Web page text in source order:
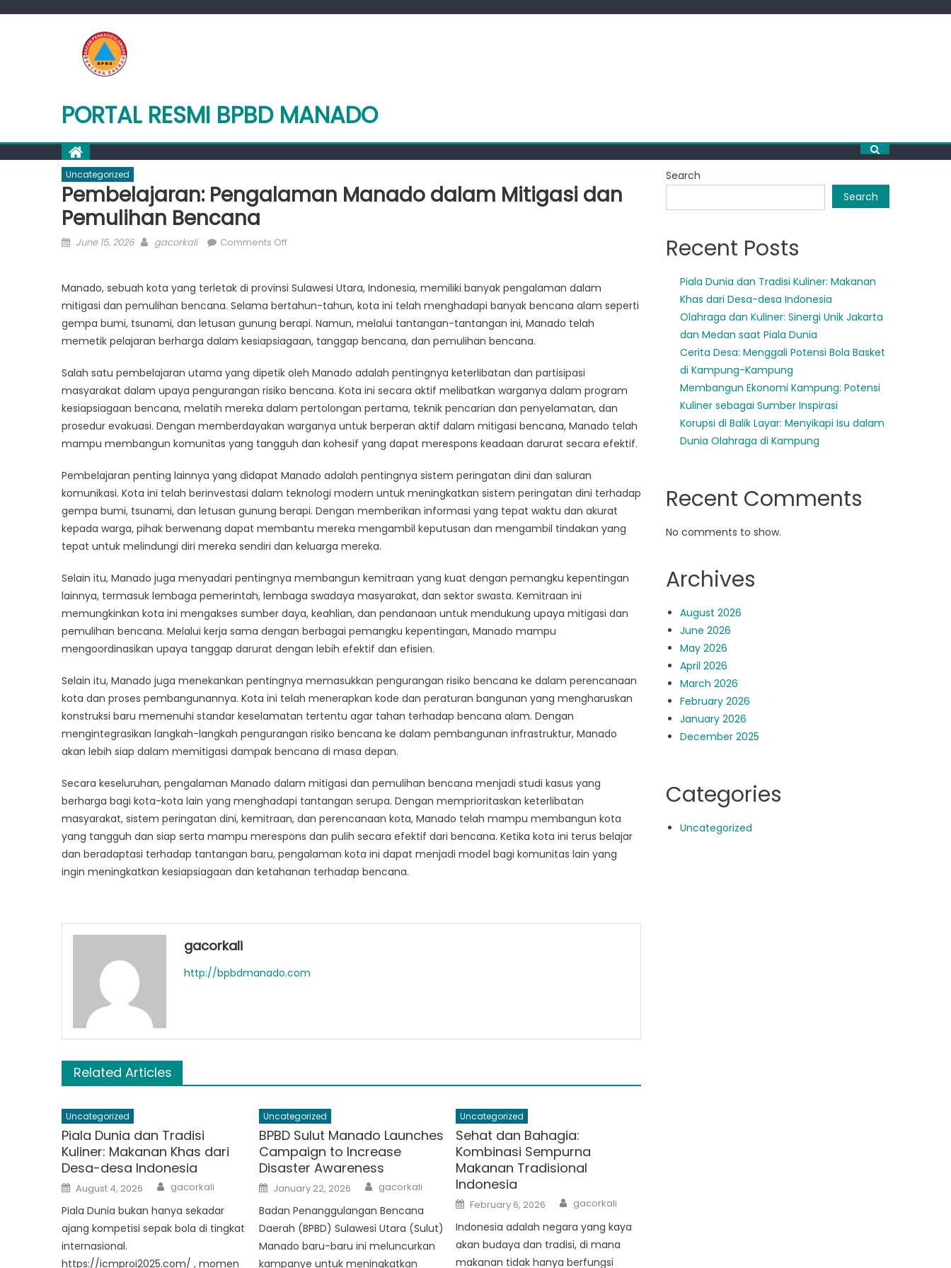
PORTAL RESMI BPBD MANADO
Uncategorized
Pembelajaran: Pengalaman Manado dalam Mitigasi dan
Pemulihan Bencana
Posted
June 15, 2026 Author
gacorkali Comments Offon
Manado
dalam
Mitigasi
dan
Bencana
Manado, sebuah kota yang terletak di provinsi Sulawesi Utara, Indonesia, memiliki banyak pengalaman dalam
mitigasi dan pemulihan bencana. Selama bertahun-tahun, kota ini telah menghadapi banyak bencana alam seperti
gempa bumi, tsunami, dan letusan gunung berapi. Namun, melalui tantangan-tantangan ini, Manado telah
memetik pelajaran berharga dalam kesiapsiagaan, tanggap bencana, dan pemulihan bencana.
Salah satu pembelajaran utama yang dipetik oleh Manado adalah pentingnya keterlibatan dan partisipasi
masyarakat dalam upaya pengurangan risiko bencana. Kota ini secara aktif melibatkan warganya dalam program
kesiapsiagaan bencana, melatih mereka dalam pertolongan pertama, teknik pencarian dan penyelamatan, dan
prosedur evakuasi. Dengan memberdayakan warganya untuk berperan aktif dalam mitigasi bencana, Manado telah
mampu membangun komunitas yang tangguh dan kohesif yang dapat merespons keadaan darurat secara efektif.
Pembelajaran penting lainnya yang didapat Manado adalah pentingnya sistem peringatan dini dan saluran
komunikasi. Kota ini telah berinvestasi dalam teknologi modern untuk meningkatkan sistem peringatan dini terhadap
gempa bumi, tsunami, dan letusan gunung berapi. Dengan memberikan informasi yang tepat waktu dan akurat
kepada warga, pihak berwenang dapat membantu mereka mengambil keputusan dan mengambil tindakan yang
tepat untuk melindungi diri mereka sendiri dan keluarga mereka.
Selain itu, Manado juga menyadari pentingnya membangun kemitraan yang kuat dengan pemangku kepentingan
lainnya, termasuk lembaga pemerintah, lembaga swadaya masyarakat, dan sektor swasta. Kemitraan ini
memungkinkan kota ini mengakses sumber daya, keahlian, dan pendanaan untuk mendukung upaya mitigasi dan
pemulihan bencana. Melalui kerja sama dengan berbagai pemangku kepentingan, Manado mampu
mengoordinasikan upaya tanggap darurat dengan lebih efektif dan efisien.
Selain itu, Manado juga menekankan pentingnya memasukkan pengurangan risiko bencana ke dalam perencanaan
kota dan proses pembangunannya. Kota ini telah menerapkan kode dan peraturan bangunan yang mengharuskan
konstruksi baru memenuhi standar keselamatan tertentu agar tahan terhadap bencana alam. Dengan
mengintegrasikan langkah-langkah pengurangan risiko bencana ke dalam pembangunan infrastruktur, Manado
akan lebih siap dalam memitigasi dampak bencana di masa depan.
Secara keseluruhan, pengalaman Manado dalam mitigasi dan pemulihan bencana menjadi studi kasus yang
berharga bagi kota-kota lain yang menghadapi tantangan serupa. Dengan memprioritaskan keterlibatan
masyarakat, sistem peringatan dini, kemitraan, dan perencanaan kota, Manado telah mampu membangun kota
yang tangguh dan siap serta mampu merespons dan pulih secara efektif dari bencana. Ketika kota ini terus belajar
dan beradaptasi terhadap tantangan baru, pengalaman kota ini dapat menjadi model bagi komunitas lain yang
ingin meningkatkan kesiapsiagaan dan ketahanan terhadap bencana.
gacorkali
http://bpbdmanado.com
Related Articles
Uncategorized
Piala Dunia dan Tradisi
Kuliner: Makanan Khas dari
Desa-desa Indonesia
Posted
on
August 4, 2026 Author
gacorkali
Piala Dunia bukan hanya sekadar
ajang kompetisi sepak bola di tingkat
internasional.
https://icmproi2025.com/ , momen
Uncategorized
BPBD Sulut Manado Launches
Campaign to Increase
Disaster Awareness
Posted
on
January 22, 2026 Author
gacorkali
Badan Penanggulangan Bencana
Daerah (BPBD) Sulawesi Utara (Sulut)
Manado baru-baru ini meluncurkan
kampanye untuk meningkatkan
Uncategorized
Sehat dan Bahagia:
Kombinasi Sempurna
Makanan Tradisional
Indonesia
Posted
on
February 6, 2026 Author
gacorkali
Indonesia adalah negara yang kaya
akan budaya dan tradisi, di mana
makanan tidak hanya berfungsi
Search
Search
Recent Posts
Piala Dunia dan Tradisi Kuliner: Makanan
Khas dari Desa-desa Indonesia
Olahraga dan Kuliner: Sinergi Unik Jakarta
dan Medan saat Piala Dunia
Cerita Desa: Menggali Potensi Bola Basket
di Kampung-Kampung
Membangun Ekonomi Kampung: Potensi
Kuliner sebagai Sumber Inspirasi
Korupsi di Balik Layar: Menyikapi Isu dalam
Dunia Olahraga di Kampung
Recent Comments
No comments to show.
Archives
August 2026
June 2026
May 2026
April 2026
March 2026
February 2026
January 2026
December 2025
Categories
Uncategorized